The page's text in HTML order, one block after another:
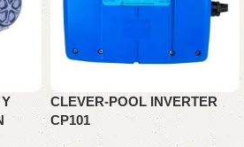
CLEVER-POOL INVERTER
CP101